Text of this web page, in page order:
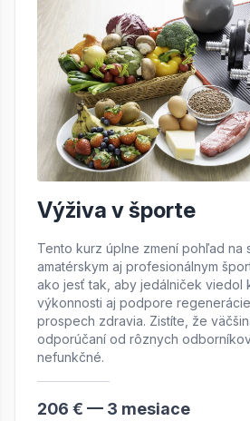
Výživa v športe
Tento kurz úplne zmení pohľad na
amatérskym aj profesionálnym
ako jesť tak, aby jedálniček viedol
výkonnosti aj podpore
prospech zdravia. Zistíte, že
odporúčaní od rôznych
nefunkčné.
206 € — 3 mesiace